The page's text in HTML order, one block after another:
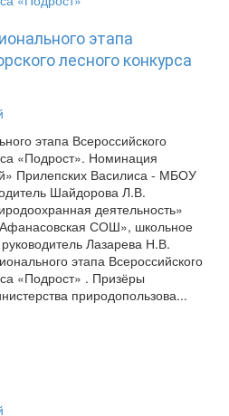
этапа
лесного конкурса
этапа Всероссийского
«Подрост». Номинация
Прилепских Василиса - МБОУ
Шайдорова Л.В.
деятельность»
СОШ», школьное
Лазарева Н.В.
этапа Всероссийского
«Подрост» . Призёры
природопользова...